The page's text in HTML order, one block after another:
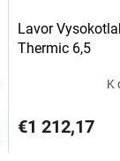
Lavor
Thermic 6,5
K
€1 212,17